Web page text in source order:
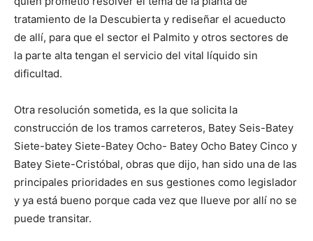
tratamiento de la Descubierta y rediseñar el acueducto
de allí, para que el sector el Palmito y otros sectores de
la parte alta tengan el servicio del vital líquido sin
dificultad.
Otra resolución sometida, es la que solicita la
construcción de los tramos carreteros, Batey Seis-Batey
Siete-batey Siete-Batey Ocho- Batey Ocho Batey Cinco y
Batey Siete-Cristóbal, obras que dijo, han sido una de las
principales prioridades en sus gestiones como legislador
y ya está bueno porque cada vez que llueve por allí no se
puede transitar.